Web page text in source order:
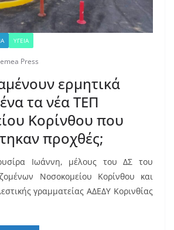
ΥΓΕΙΑ
Press
ερμητικά
τα νέα ΤΕΠ
Κορίνθου που
προχθές;
Ιωάννη, μέλους του ΔΣ του
Νοσοκομείου Κορίνθου και
γραμματείας ΑΔΕΔΥ Κορινθίας